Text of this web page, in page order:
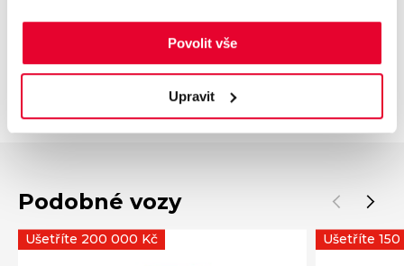
Povolit vše
Upravit
příslib dle § 1733 občanského zákoníku. Z této
indikativní nabídky nevzniká nárok na uzavření
Podobné vozy
Ušetříte 200 000 Kč Ušetříte